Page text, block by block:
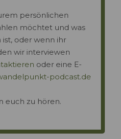
persönlichen
möchtet und was
oder wenn ihr
wir interviewen
oder eine E-
podcast.de
euch zu hören.